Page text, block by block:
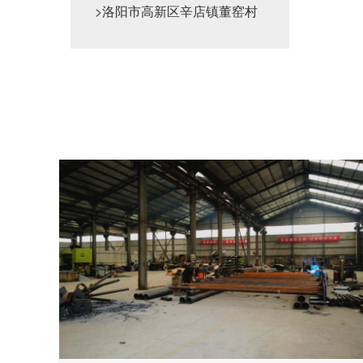
>洛阳市高新区辛店镇董窑村